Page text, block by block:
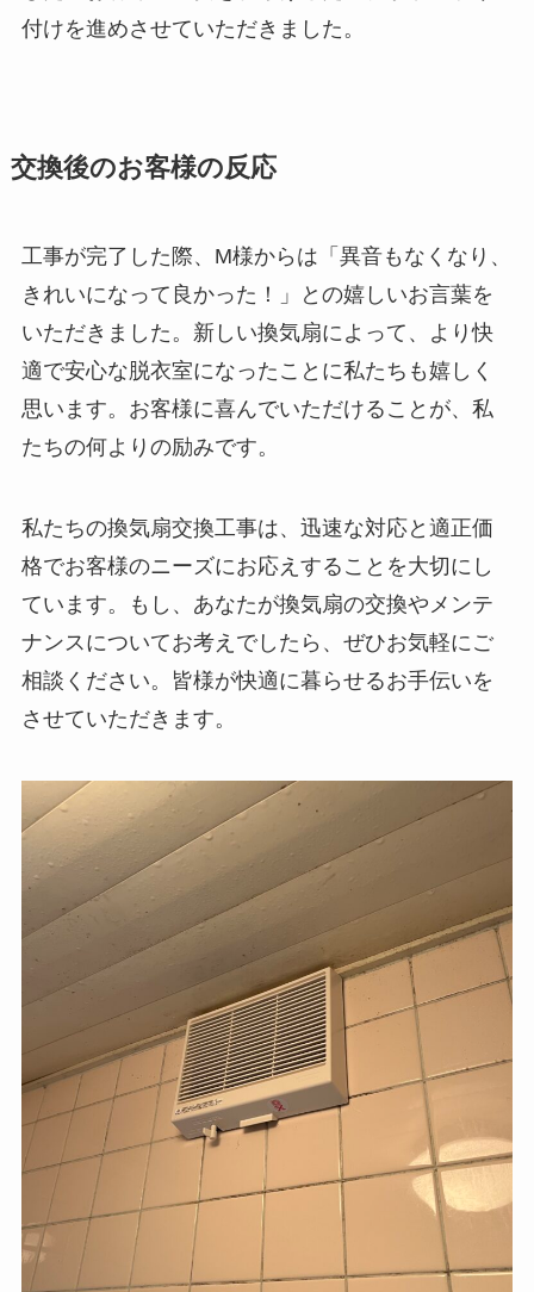
付けを進めさせていただきました。
交換後のお客様の反応
工事が完了した際、M様からは「異音もなくなり、
きれいになって良かった！」との嬉しいお言葉を
いただきました。新しい換気扇によって、より快
適で安心な脱衣室になったことに私たちも嬉しく
思います。お客様に喜んでいただけることが、私
たちの何よりの励みです。
私たちの換気扇交換工事は、迅速な対応と適正価
格でお客様のニーズにお応えすることを大切にし
ています。もし、あなたが換気扇の交換やメンテ
ナンスについてお考えでしたら、ぜひお気軽にご
相談ください。皆様が快適に暮らせるお手伝いを
させていただきます。